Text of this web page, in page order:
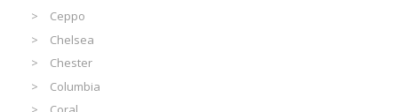
Ceppo
Chelsea
Chester
Columbia